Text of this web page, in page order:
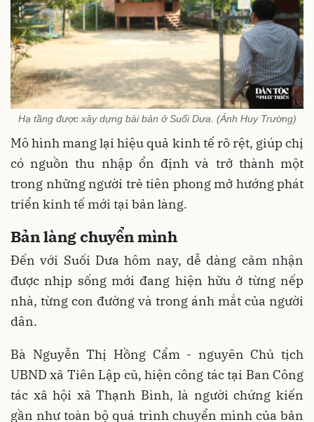
Hạ tầng được xây dựng bài bản ở Suối Dưa. (Ảnh Huy Trường)
Mô hình mang lại hiệu quả kinh tế rõ rệt, giúp chị
có nguồn thu nhập ổn định và trở thành một
trong những người trẻ tiên phong mở hướng phát
triển kinh tế mới tại bản làng.
Bản làng chuyển mình
Đến với Suối Dưa hôm nay, dễ dàng cảm nhận
được nhịp sống mới đang hiện hữu ở từng nếp
nhà, từng con đường và trong ánh mắt của người
dân.
Bà Nguyễn Thị Hồng Cẩm - nguyên Chủ tịch
UBND xã Tiên Lập cũ, hiện công tác tại Ban Công
tác xã hội xã Thạnh Bình, là người chứng kiến
gần như toàn bộ quá trình chuyển mình của bản